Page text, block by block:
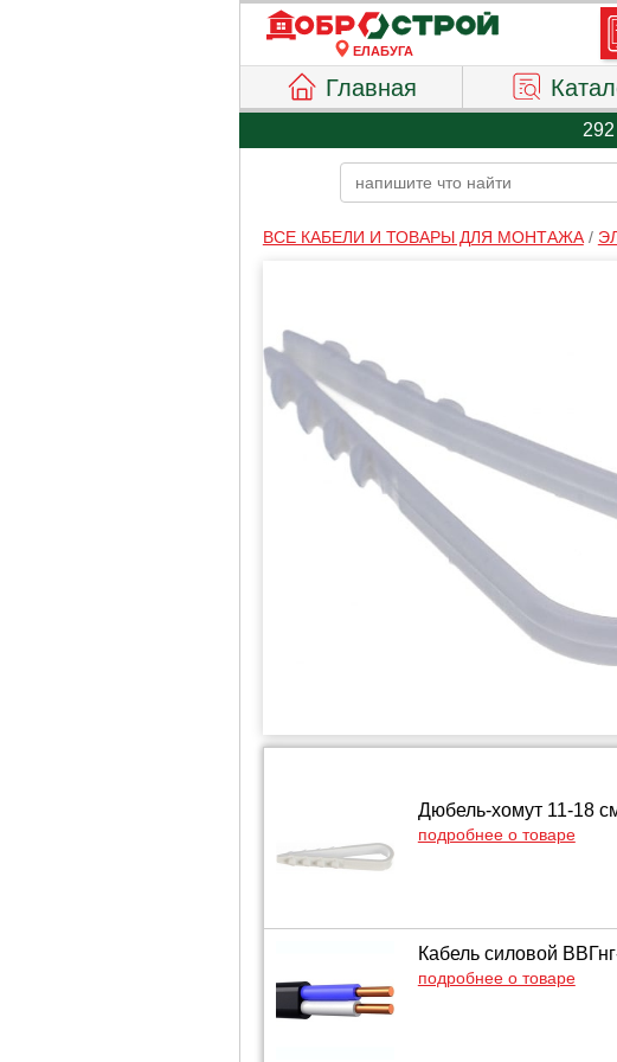
ЕЛАБУГА
Главная
ВСЕ КАБЕЛИ И ТОВАРЫ ДЛЯ МОНТАЖА/
Дюбель-хомут 11-18
подробнее о товаре
Кабель силовой
подробнее о товаре